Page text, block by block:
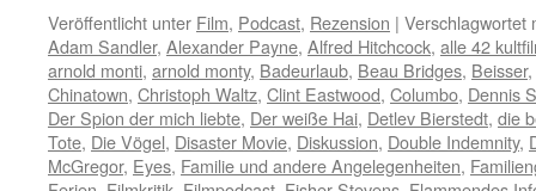
Veröffentlicht unter Film, Podcast, Rezension | Verschlagwortet
Adam Sandler, Alexander Payne, Alfred Hitchcock, alle 42
arnold monti, arnold monty, Badeurlaub, Beau Bridges, Beisser,
Chinatown, Christoph Waltz, Clint Eastwood, Columbo, Dennis
Der Spion der mich liebte, Der weiße Hai, Detlev Bierstedt, die
Tote, Die Vögel, Disaster Movie, Diskussion, Double Indemnity,
McGregor, Eyes, Familie und andere Angelegenheiten,